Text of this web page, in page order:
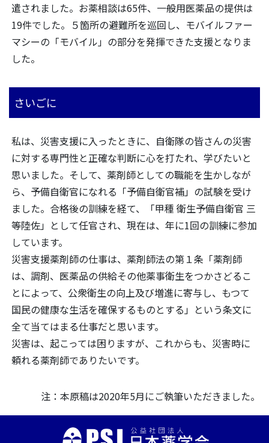
遣されました。お薬相談は65件、一般用医薬品の提供は
19件でした。５箇所の避難所を巡回し、モバイルファー
マシーの「モバイル」の部分を発揮できた支援となりま
した。
さいごに
私は、災害支援に入ったときに、自衛隊の皆さんの災害
に対する専門性と正確な判断に心を打たれ、学びたいと
思いました。そして、薬剤師としての職能を生かしなが
ら、予備自衛官になれる「予備自衛官補」の試験を受け
ました。合格後の訓練を経て、「甲種 衛生予備自衛官 三
等陸佐」として任官され、現在は、年に1回の訓練に参加
しています。
災害支援薬剤師の仕事は、薬剤師法の第１条「薬剤師
は、調剤、医薬品の供給その他薬事衛生をつかさどるこ
とによって、公衆衛生の向上及び増進に寄与し、もつて
国民の健康な生活を確保するものとする」という条文に
全て当てはまる仕事だと思います。
災害は、起こっては困りますが、これからも、災害時に
頼れる薬剤師でありたいです。
注：本原稿は2020年5月にご執筆いただきました。